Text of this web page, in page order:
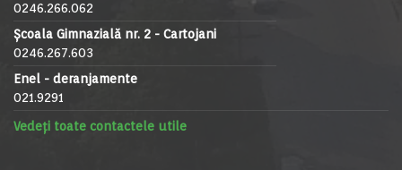
0246.266.062
Școala Gimnazială nr. 2 - Cartojani
0246.267.603
Enel - deranjamente
021.9291
Vedeți toate contactele utile